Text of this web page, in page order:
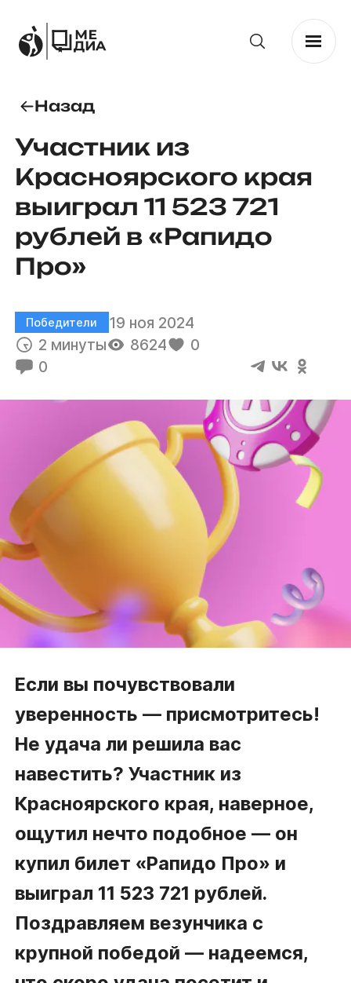
Назад
Участник из
Красноярского края
выиграл 11 523 721
рублей в «Рапидо
Про»
Победители
19 ноя 2024
2 минуты
8624
0
0
Если вы почувствовали
уверенность — присмотритесь!
Не удача ли решила вас
навестить? Участник из
Красноярского края, наверное,
ощутил нечто подобное — он
купил билет «Рапидо Про» и
выиграл 11 523 721 рублей.
Поздравляем везунчика с
крупной победой — надеемся,